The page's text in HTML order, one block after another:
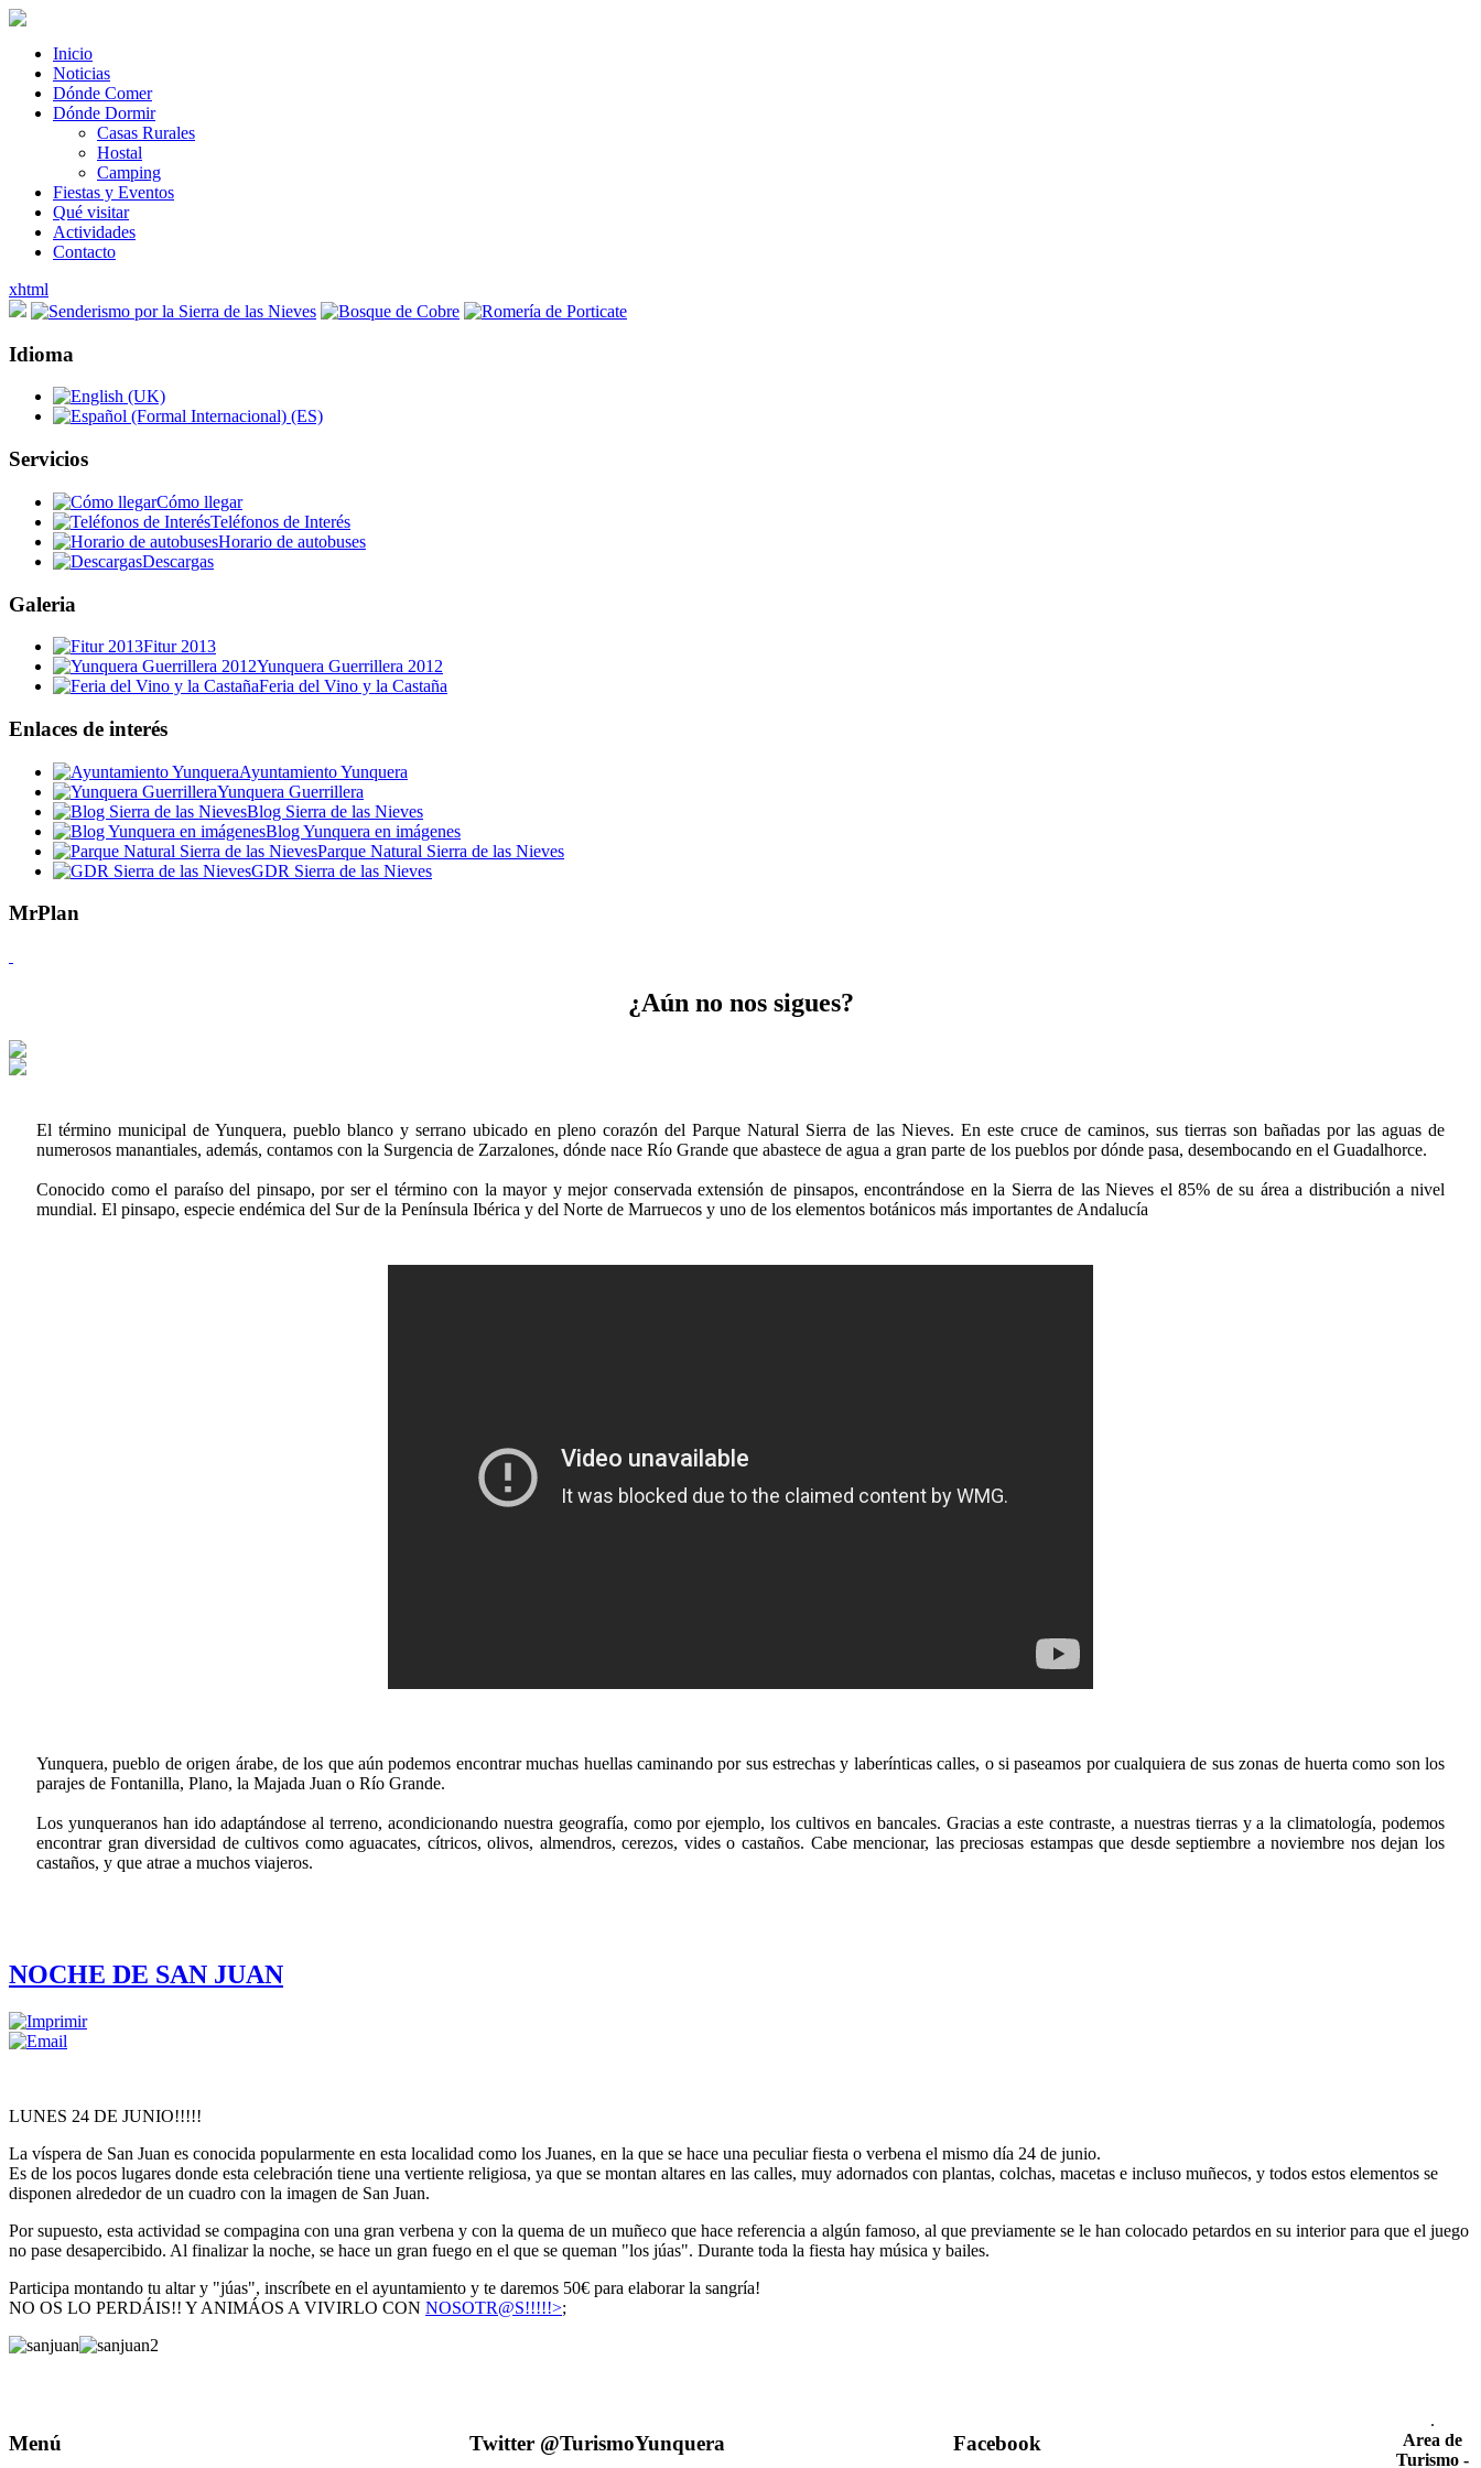
Inicio
Noticias
Dónde Comer
Dónde Dormir
Casas Rurales
Hostal
Camping
Fiestas y Eventos
Qué visitar
Actividades
Contacto
xhtml
Idioma
Servicios
Cómo llegar
Teléfonos de Interés
Horario de autobuses
Descargas
Galeria
Fitur 2013
Yunquera Guerrillera 2012
Feria del Vino y la Castaña
Enlaces de interés
Ayuntamiento Yunquera
Yunquera Guerrillera
Blog Sierra de las Nieves
Blog Yunquera en imágenes
Parque Natural Sierra de las Nieves
GDR Sierra de las Nieves
MrPlan
¿Aún no nos sigues?
El término municipal de Yunquera, pueblo blanco y serrano ubicado en pleno corazón del Parque Natural Sierra de las Nieves. En este cruce de caminos, sus tierras son bañadas por las aguas de
numerosos manantiales, además, contamos con la Surgencia de Zarzalones, dónde nace Río Grande que abastece de agua a gran parte de los pueblos por dónde pasa, desembocando en el Guadalhorce.
Conocido como el paraíso del pinsapo, por ser el término con la mayor y mejor conservada extensión de pinsapos, encontrándose en la Sierra de las Nieves el 85% de su área a distribución a nivel
mundial. El pinsapo, especie endémica del Sur de la Península Ibérica y del Norte de Marruecos y uno de los elementos botánicos más importantes de Andalucía
Yunquera, pueblo de origen árabe, de los que aún podemos encontrar muchas huellas caminando por sus estrechas y laberínticas calles, o si paseamos por cualquiera de sus zonas de huerta como son los
parajes de Fontanilla, Plano, la Majada Juan o Río Grande.
Los yunqueranos han ido adaptándose al terreno, acondicionando nuestra geografía, como por ejemplo, los cultivos en bancales. Gracias a este contraste, a nuestras tierras y a la climatología, podemos
encontrar gran diversidad de cultivos como aguacates, cítricos, olivos, almendros, cerezos, vides o castaños. Cabe mencionar, las preciosas estampas que desde septiembre a noviembre nos dejan los
castaños, y que atrae a muchos viajeros.
NOCHE DE SAN JUAN
LUNES 24 DE JUNIO!!!!!
La víspera de San Juan es conocida popularmente en esta localidad como los Juanes, en la que se hace una peculiar fiesta o verbena el mismo día 24 de junio.
Es de los pocos lugares donde esta celebración tiene una vertiente religiosa, ya que se montan altares en las calles, muy adornados con plantas, colchas, macetas e incluso muñecos, y todos estos elementos se
disponen alrededor de un cuadro con la imagen de San Juan.
Por supuesto, esta actividad se compagina con una gran verbena y con la quema de un muñeco que hace referencia a algún famoso, al que previamente se le han colocado petardos en su interior para que el juego
no pase desapercibido. Al finalizar la noche, se hace un gran fuego en el que se queman "los júas". Durante toda la fiesta hay música y bailes.
Participa montando tu altar y "júas", inscríbete en el ayuntamiento y te daremos 50€ para elaborar la sangría!
NO OS LO PERDÁIS!! Y ANIMÁOS A VIVIRLO CON NOSOTR@S!!!!!>;
Menú Twitter @TurismoYunquera Facebook
.
Area de
Turismo -